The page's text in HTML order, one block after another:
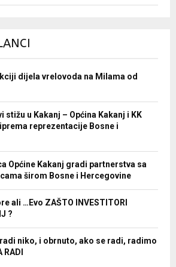
dijela vrelovoda na Milama od
stižu u Kakanj – Općina Kakanj i KK
reprezentacije Bosne i
Općine Kakanj gradi partnerstva sa
širom Bosne i Hercegovine
ali …Evo ZAŠTO INVESTITORI
?
niko, i obrnuto, ako se radi, radimo
RADI